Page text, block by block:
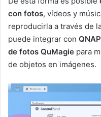
con fotos, vídeos y
reproducirla a través de
puede integrar con
de fotos QuMagie para
de objetos en imágenes.